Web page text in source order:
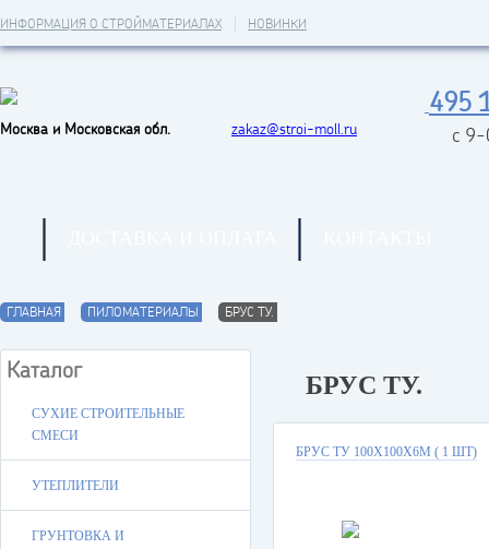
ИНФОРМАЦИЯ О СТРОЙМАТЕРИАЛАХ НОВИНКИ
Москва и Московская обл. zakaz@stroi-moll.ru
495
с
ГЛАВНАЯ ПИЛОМАТЕРИАЛЫ БРУС ТУ.
Каталог
СУХИЕ СТРОИТЕЛЬНЫЕ
СМЕСИ
УТЕПЛИТЕЛИ
ГРУНТОВКА И
БРУС ТУ.
БРУС ТУ 100Х100Х6М ( 1 ШТ)